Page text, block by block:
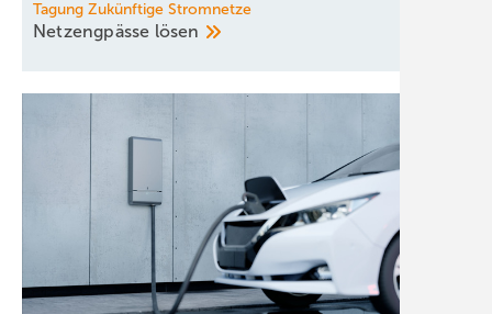
Tagung Zukünftige Stromnetze
Netzengpässe lösen